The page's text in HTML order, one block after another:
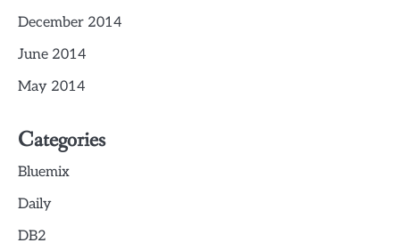
December 2014
June 2014
May 2014
Categories
Bluemix
Daily
DB2